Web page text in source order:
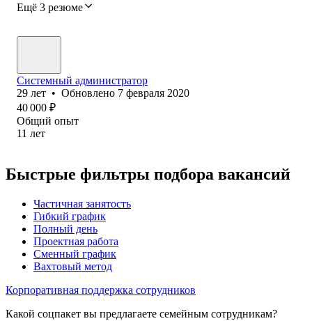
Ещё 3 резюме
Системный администратор
29 лет • Обновлено 7 февраля 2020
40 000 ₽
Общий опыт
11 лет
Быстрые фильтры подбора вакансий
Частичная занятость
Гибкий график
Полный день
Проектная работа
Сменный график
Вахтовый метод
Корпоративная поддержка сотрудников
Какой соцпакет вы предлагаете семейным сотрудникам?